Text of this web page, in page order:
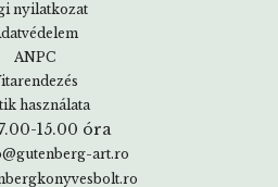
nyilatkozat
ANPC
használata
15.00 óra
art.ro